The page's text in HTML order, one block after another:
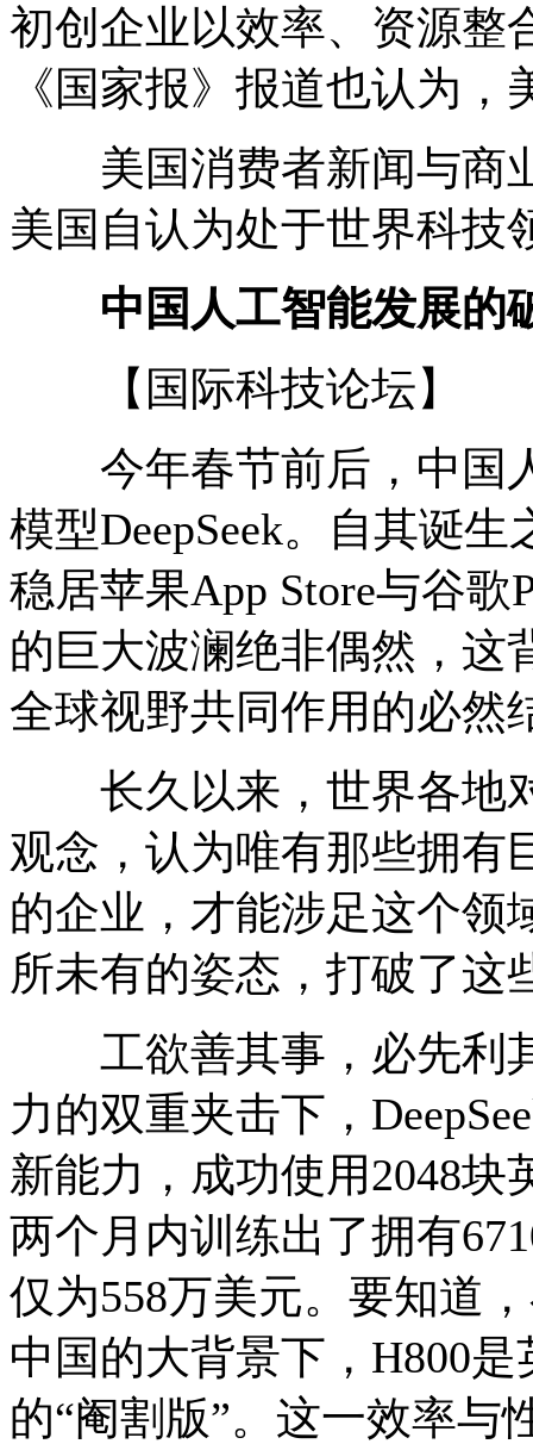
初创企业以效率、资源整
《国家报》报道也认为
美国消费者新闻与商
美国自认为处于世界科技
中国人工智能发展的
【国际科技论坛】
今年春节前后，中国
模型DeepSeek。自其诞
稳居苹果App Store与谷
的巨大波澜绝非偶然，这
全球视野共同作用的必然
长久以来，世界各地
观念，认为唯有那些拥有
的企业，才能涉足这个领
所未有的姿态，打破了这
工欲善其事，必先利
力的双重夹击下，
新能力，成功使用2048块
两个月内训练出了拥有
仅为558万美元。要知道
中国的大背景下，H800
的“阉割版”。这一效率与